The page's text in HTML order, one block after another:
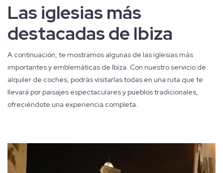
Las iglesias más
destacadas de Ibiza
A continuación, te mostramos algunas de las iglesias más
importantes y emblemáticas de Ibiza. Con nuestro servicio de
alquiler de coches, podrás visitarlas todas en una ruta que te
llevará por paisajes espectaculares y pueblos tradicionales,
ofreciéndote una experiencia completa.